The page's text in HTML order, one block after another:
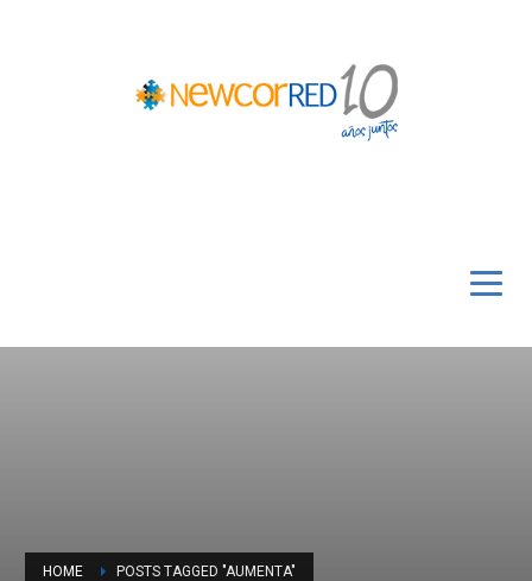
HOME POSTS TAGGED "AUMENTA"